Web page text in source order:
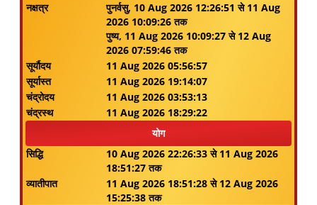
नक्षत्र
पुनर्वसु, 10 Aug 2026 12:26:51 से 11 Aug
2026 10:09:26 तक
पुष्य, 11 Aug 2026 10:09:27 से 12 Aug
2026 07:59:46 तक
सूर्यौदय
11 Aug 2026 05:56:57
सूर्यास्त
11 Aug 2026 19:14:07
चंद्रोदय
11 Aug 2026 03:53:13
चंद्रस्थ
11 Aug 2026 18:29:22
योग
सिद्धि
10 Aug 2026 22:26:33 से 11 Aug 2026
18:51:27 तक
व्यातीपात
11 Aug 2026 18:51:28 से 12 Aug 2026
15:25:38 तक